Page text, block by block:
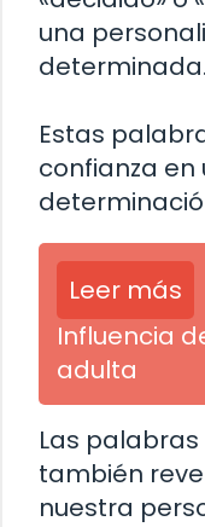
una
determinada.
Estas
confianza en
Leer más
Influencia
adulta
Las palabras
también
nuestra